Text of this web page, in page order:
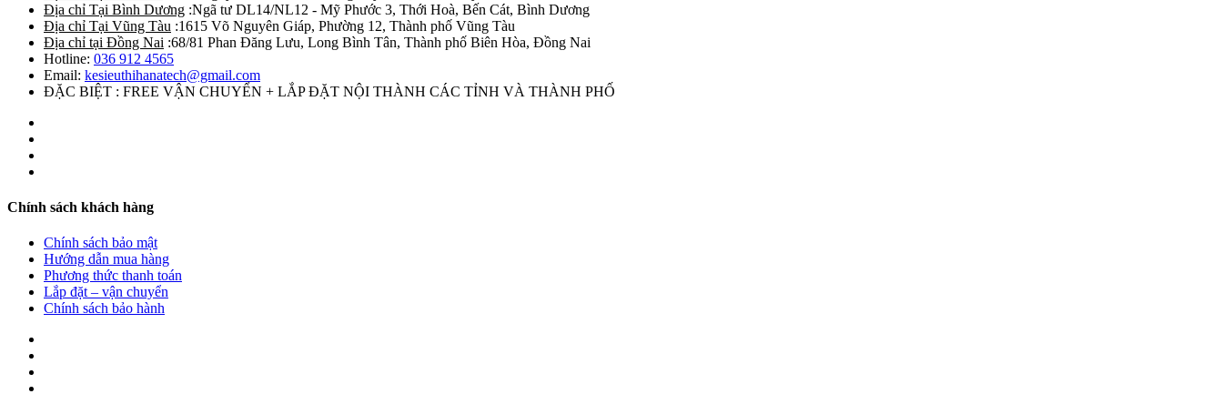
Địa chỉ Tại Bình Dương :Ngã tư DL14/NL12 - Mỹ Phước 3, Thới Hoà, Bến Cát, Bình Dương
Địa chỉ Tại Vũng Tàu :1615 Võ Nguyên Giáp, Phường 12, Thành phố Vũng Tàu
Địa chỉ tại Đồng Nai :68/81 Phan Đăng Lưu, Long Bình Tân, Thành phố Biên Hòa, Đồng Nai
Hotline: 036 912 4565
Email: kesieuthihanatech@gmail.com
ĐẶC BIỆT : FREE VẬN CHUYỂN + LẮP ĐẶT NỘI THÀNH CÁC TỈNH VÀ THÀNH PHỐ
Chính sách khách hàng
Chính sách bảo mật
Hướng dẫn mua hàng
Phương thức thanh toán
Lắp đặt – vận chuyển
Chính sách bảo hành